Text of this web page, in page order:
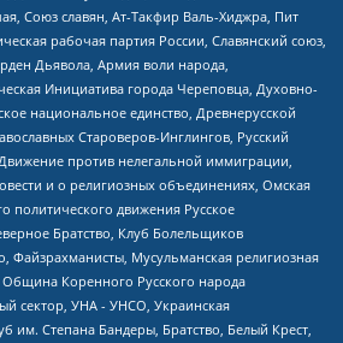
Союз славян, Ат-Такфир Валь-Хиджра, Пит
рабочая партия России, Славянский союз,
Дьявола, Армия воли народа,
Инициатива города Череповца, Духовно-
национальное единство, Древнерусской
Староверов-Инглингов, Русский
против нелегальной иммиграции,
и о религиозных объединениях, Омская
политического движения Русское
Братство, Клуб Болельщиков
Файзрахманисты, Мусульманская религиозная
Коренного Русского народа
сектор, УНА - УНСО, Украинская
им. Степана Бандеры, Братство, Белый Крест,